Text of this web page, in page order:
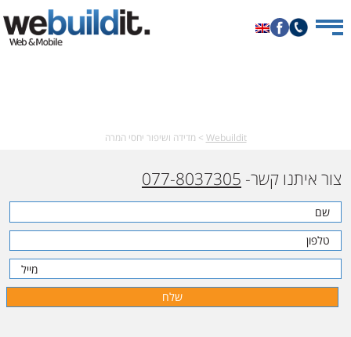
Webuildit
> מדידה ושיפור יחסי המרה
צור איתנו קשר- 077-8037305